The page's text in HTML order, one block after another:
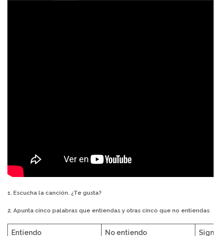
1. Escucha la canción. ¿Te gusta?
2. Apunta cinco palabras que entiendas y otras cinco que no entiendas
Entiendo No entiendo